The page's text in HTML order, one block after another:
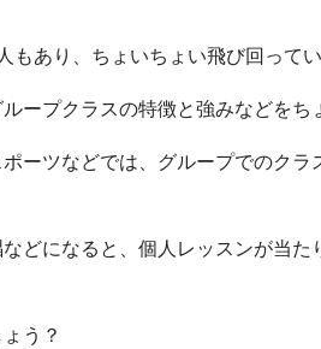
もあり、ちょいちょい飛び回って
ープクラスの特徴と強みなどを
ーツなどでは、グループでのク
どになると、個人レッスンが当
う？